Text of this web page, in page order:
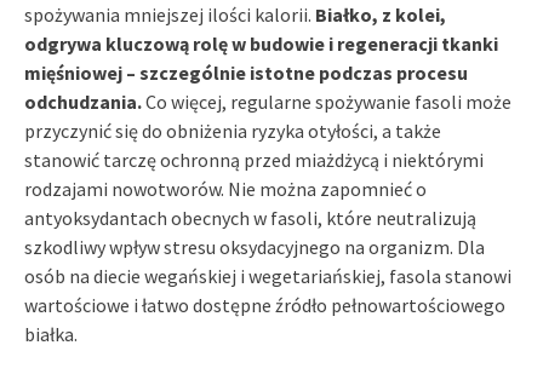
spożywania mniejszej ilości kalorii. Białko, z kolei,
odgrywa kluczową rolę w budowie i regeneracji tkanki
mięśniowej – szczególnie istotne podczas procesu
odchudzania.Co więcej, regularne spożywanie fasoli może
przyczynić się do obniżenia ryzyka otyłości, a także
stanowić tarczę ochronną przed miażdżycą i niektórymi
rodzajami nowotworów. Nie można zapomnieć o
antyoksydantach obecnych w fasoli, które neutralizują
szkodliwy wpływ stresu oksydacyjnego na organizm. Dla
osób na diecie wegańskiej i wegetariańskiej, fasola stanowi
wartościowe i łatwo dostępne źródło pełnowartościowego
białka.